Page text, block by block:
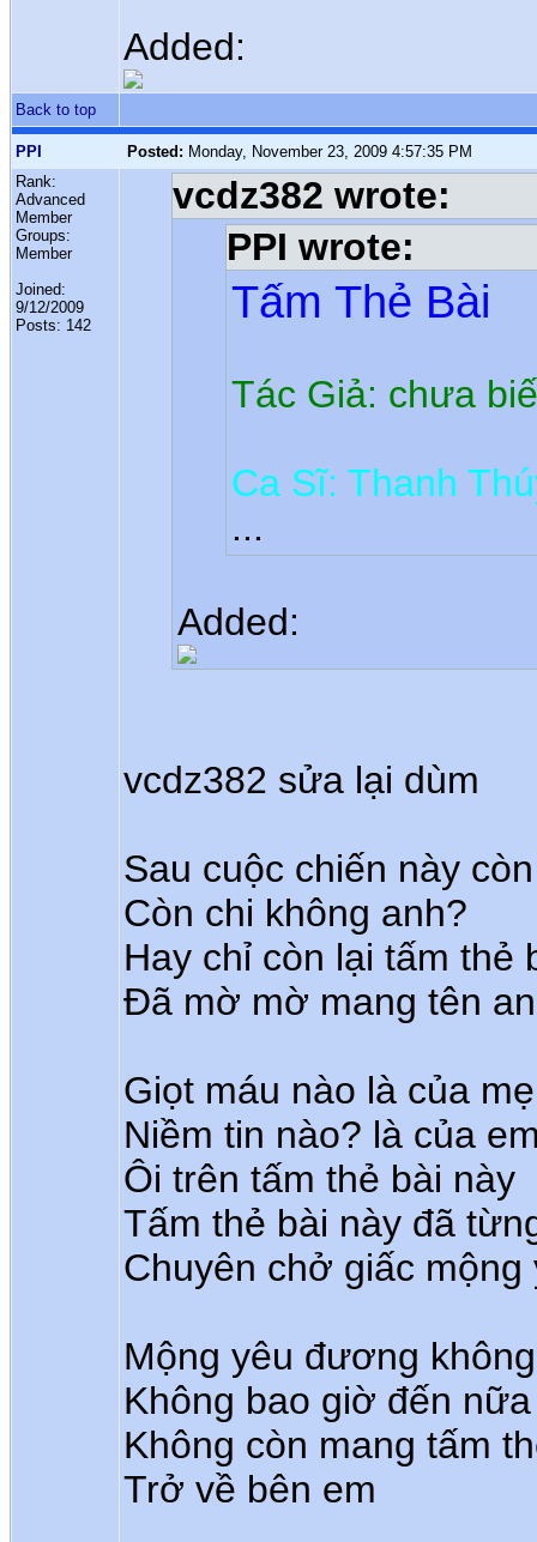
Added:
Back to top
PPI Posted: Monday, November 23, 2009 4:57:35 PM
Rank:
Advanced
Member
Groups:
Member
Joined:
9/12/2009
Posts: 142
vcdz382 wrote:
PPI wrote:
Tấm Thẻ Bài
Tác Giả: chưa
Ca Sĩ: Thanh
...
Added:
vcdz382 sửa lại dùm
Sau cuộc chiến này
Còn chi không anh?
Hay chỉ còn lại tấm thẻ
Đã mờ mờ mang tên
Giọt máu nào là của mẹ
Niềm tin nào? là của
Ôi trên tấm thẻ bài này
Tấm thẻ bài này đã
Chuyên chở giấc
Mộng yêu đương
Không bao giờ đến
Không còn mang tấm
Trở về bên em